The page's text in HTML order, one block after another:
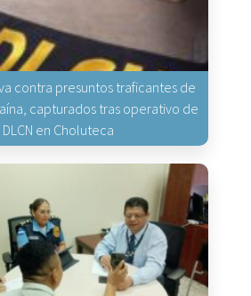
contra presuntos traficantes de
capturados tras operativo de
DLCN en Choluteca